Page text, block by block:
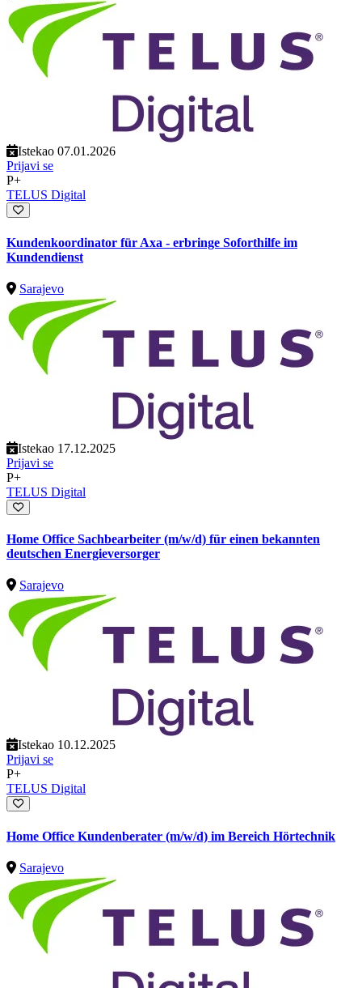
Istekao 07.01.2026
Prijavi se
P+
TELUS Digital
Kundenkoordinator für Axa - erbringe Soforthilfe im
Kundendienst
Sarajevo
Istekao 17.12.2025
Prijavi se
P+
TELUS Digital
Home Office Sachbearbeiter (m/w/d) für einen bekannten
deutschen Energieversorger
Sarajevo
Istekao 10.12.2025
Prijavi se
P+
TELUS Digital
Home Office Kundenberater (m/w/d) im Bereich Hörtechnik
Sarajevo